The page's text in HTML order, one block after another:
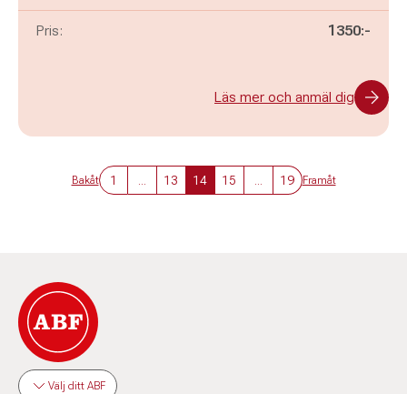
Pris: 1350:-
Läs mer och anmäl dig
Bakåt 1 13 14 15 19 Framåt
Välj ditt ABF